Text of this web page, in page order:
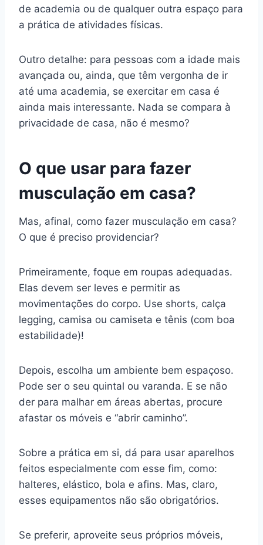
de academia ou de qualquer outra espaço para
a prática de atividades físicas.
Outro detalhe: para pessoas com a idade mais
avançada ou, ainda, que têm vergonha de ir
até uma academia, se exercitar em casa é
ainda mais interessante. Nada se compara à
privacidade de casa, não é mesmo?
O que usar para fazer
musculação em casa?
Mas, afinal, como fazer musculação em casa?
O que é preciso providenciar?
Primeiramente, foque em roupas adequadas.
Elas devem ser leves e permitir as
movimentações do corpo. Use shorts, calça
legging, camisa ou camiseta e tênis (com boa
estabilidade)!
Depois, escolha um ambiente bem espaçoso.
Pode ser o seu quintal ou varanda. E se não
der para malhar em áreas abertas, procure
afastar os móveis e “abrir caminho”.
Sobre a prática em si, dá para usar aparelhos
feitos especialmente com esse fim, como:
halteres, elástico, bola e afins. Mas, claro,
esses equipamentos não são obrigatórios.
Se preferir, aproveite seus próprios móveis,